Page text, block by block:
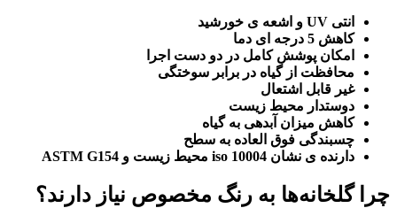
انتی UV و اشعه ی خورشید
کاهش 5 درجه ای دما
امکان پوشش کامل در دو دست اجرا
محافظت از گیاه در برابر سوختگی
غیر قابل اشتعال
دوستدار محیط زیست
کاهش میزان آبدهی به گیاه
چسبندگی فوق العاده به سطح
دارنده ی نشان iso 10004 محیط زیست و ASTM G154
چرا گلخانه‌ها به رنگ مخصوص نیاز دارند؟